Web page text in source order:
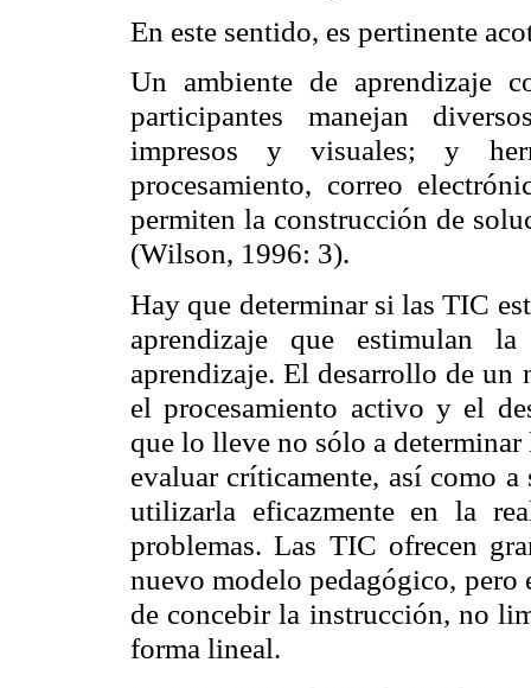
En este sentido, es pertinente
Un ambiente de aprendizaje
participantes
manejan
impresos y visuales; y
procesamiento, correo
permiten la construcción de
(Wilson, 1996: 3).
Hay que determinar si las TIC
aprendizaje que estimulan
aprendizaje. El desarrollo de
el procesamiento activo y el
que lo lleve no sólo a
evaluar críticamente, así como
utilizarla eficazmente en la
problemas. Las TIC ofrecen
nuevo modelo pedagógico,
de concebir la instrucción, no
forma lineal.